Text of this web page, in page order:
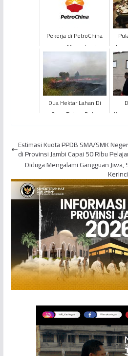
Pekerja di PetroChina
yang Mengalami
Mendapat Penanganan
Medis
Dua Hektar Lahan Di
Desa Talang Duku
Estimasi Kuota PPDB SMA/SMK
di Provinsi Jambi Capai 50 Ribu
Diduga Mengalami Gangguan